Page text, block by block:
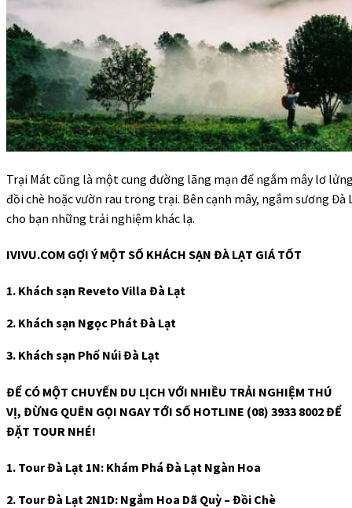
Trại Mát cũng là một cung đường lãng mạn để ngắm mây lơ
đồi chè hoặc vườn rau trong trại. Bên cạnh mây, ngắm sương Đà
cho bạn những trải nghiệm khác lạ.
IVIVU.COM GỢI Ý MỘT SỐ KHÁCH SẠN ĐÀ LẠT GIÁ TỐT
1. Khách sạn Reveto Villa Đà Lạt
2. Khách sạn Ngọc Phát Đà Lạt
3. Khách sạn Phố Núi Đà Lạt
ĐỂ CÓ MỘT CHUYẾN DU LỊCH VỚI NHIỀU TRẢI NGHIỆM THÚ
VỊ, ĐỪNG QUÊN GỌI NGAY TỚI SỐ HOTLINE (08) 3933 8002 ĐỂ
ĐẶT TOUR NHÉ!
1. Tour Đà Lạt 1N: Khám Phá Đà Lạt Ngàn Hoa
2. Tour Đà Lạt 2N1D: Ngắm Hoa Dã Quỳ – Đồi Chè